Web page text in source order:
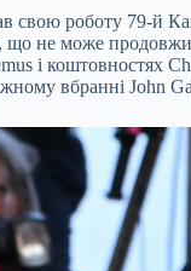
свою роботу 79-й
не може
і коштовностях
вбранні John